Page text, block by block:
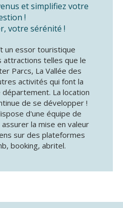
et simplifiez votre
!
votre sérénité !
un essor touristique
attractions telles que le
Parcs, La Vallée des
activités qui font la
La location
de se développer !
d'une équipe de
la mise en valeur
sur des plateformes
booking, abritel.